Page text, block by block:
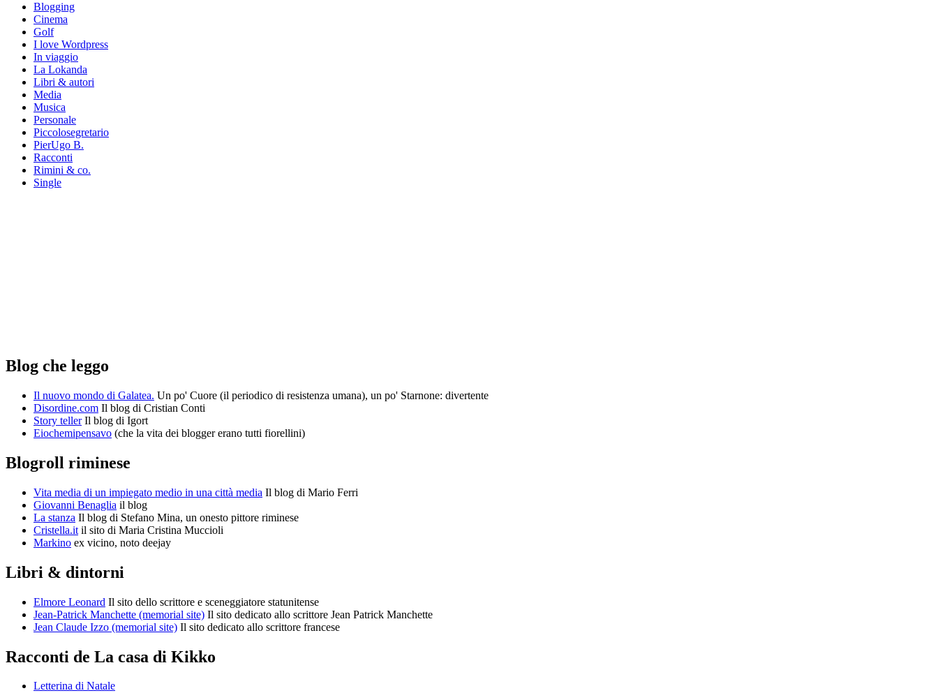
Blogging
Cinema
Golf
I love Wordpress
In viaggio
La Lokanda
Libri & autori
Media
Musica
Personale
Piccolosegretario
PierUgo B.
Racconti
Rimini & co.
Single
Blog che leggo
Il nuovo mondo di Galatea. Un po' Cuore (il periodico di resistenza umana), un po' Starnone: divertente
Disordine.com Il blog di Cristian Conti
Story tellerIl blog di Igort
Eiochemipensavo (che la vita dei blogger erano tutti fiorellini)
Blogroll riminese
Vita media di un impiegato medio in una città media Il blog di Mario Ferri
Giovanni Benaglia il blog
La stanza Il blog di Stefano Mina, un onesto pittore riminese
Cristella.it il sito di Maria Cristina Muccioli
Markino ex vicino, noto deejay
Libri & dintorni
Elmore Leonard Il sito dello scrittore e sceneggiatore statunitense
Jean-Patrick Manchette (memorial site) Il sito dedicato allo scrittore Jean Patrick Manchette
Jean Claude Izzo (memorial site) Il sito dedicato allo scrittore francese
Racconti de La casa di Kikko
Letterina di Natale